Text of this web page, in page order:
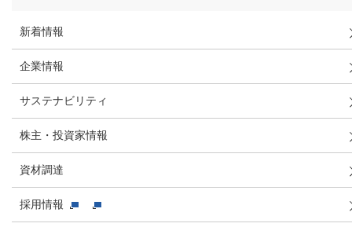
新着情報
企業情報
サステナビリティ
株主・投資家情報
資材調達
採用情報